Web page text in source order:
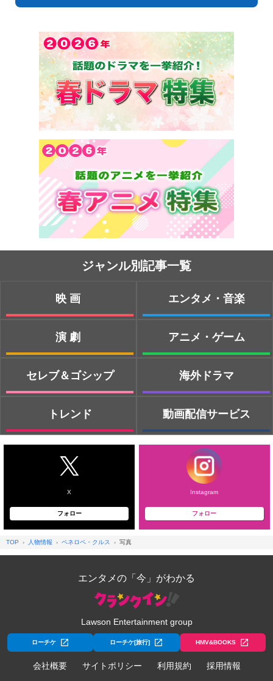
ジャンル別記事一覧
映画
演劇
セレブ＆ゴシップ
トレンド
エンタメ・音楽
アニメ・ゲーム
海外ドラマ
動画配信サービス
X
フォロー
Instagram
フォロー
TOP 人物情報 ペネロペ・クルス 写真
エンタメの「今」がわかる
Lawson Entertainment group
ローチケ ローチケ[旅行] HMV&BOOKS
会社概要 サイトポリシー 利用規約 採用情報